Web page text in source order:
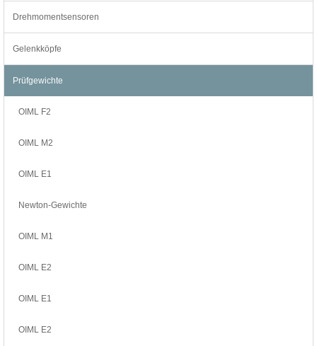
Drehmomentsensoren
Gelenkköpfe
Prüfgewichte
OIML F2
OIML M2
OIML E1
Newton-Gewichte
OIML M1
OIML E2
OIML E1
OIML E2